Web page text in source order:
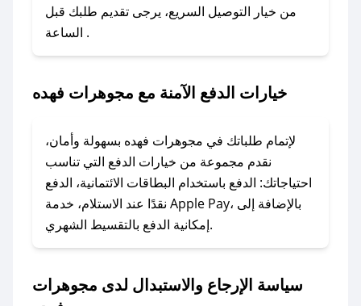
### كيفية استخدام كود خصم مجوهرات فهده؟
1. انسخ كود الخصم من تطبيق صحصح.
2. الصقه في خانة الدفع عند التسوق من مجوهرات
لا تقلق! يمكنك التواصل مع فريق دعم صحصح عبر
الرسائل الخاصة على تويتر أو البريد الإلكتروني،
وسنقوم بحل المشكلة في أسرع وقت ممكن.
### ماذا أفعل إذا لم أجد كود خصم لمتجري
المفضل؟
مراسلتنا مباشرة وسنعمل على توفير الكوبونات في
من خيار التوصيل السريع، يرجى تقديم طلبك قبل
الساعة .
خيارات الدفع الآمنة مع مجوهرات فهده
لإتمام طلباتك في مجوهرات فهده بسهولة وأمان،
نقدم مجموعة من خيارات الدفع التي تناسب
احتياجاتك: الدفع باستخدام البطاقات الائتمانية، الدفع
نقدًا عند الاستلام، خدمة Apple Pay، بالإضافة إلى
إمكانية الدفع بالتقسيط الشهري.
سياسة الإرجاع والاستبدال لدى مجوهرات